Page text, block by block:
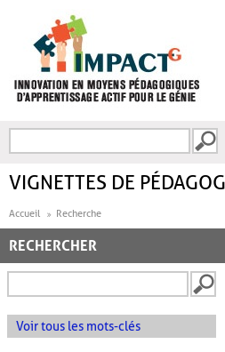
FORMULAIRE DE
VIGNETTES DE
Accueil Recherche
RECHERCHER
Voir tous les mots-clés